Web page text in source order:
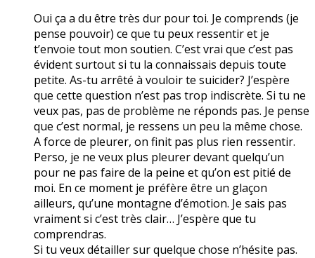
Oui ça a du être très dur pour toi. Je comprends (je
pense pouvoir) ce que tu peux ressentir et je
t’envoie tout mon soutien. C’est vrai que c’est pas
évident surtout si tu la connaissais depuis toute
petite. As-tu arrêté à vouloir te suicider? J’espère
que cette question n’est pas trop indiscrète. Si tu ne
veux pas, pas de problème ne réponds pas. Je pense
que c’est normal, je ressens un peu la même chose.
A force de pleurer, on finit pas plus rien ressentir.
Perso, je ne veux plus pleurer devant quelqu’un
pour ne pas faire de la peine et qu’on est pitié de
moi. En ce moment je préfère être un glaçon
ailleurs, qu’une montagne d’émotion. Je sais pas
vraiment si c’est très clair… J’espère que tu
comprendras.
Si tu veux détailler sur quelque chose n’hésite pas.